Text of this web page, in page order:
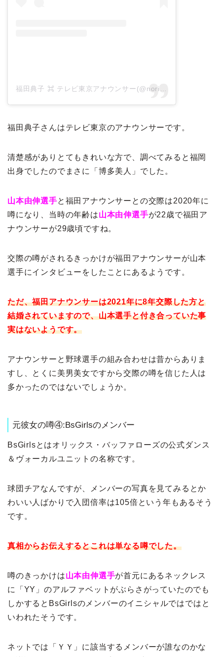
福田典子さんはテレビ東京のアナウンサーです。
清楚感がありとてもきれいな方で、調べてみると福岡
出身でしたのでまさに「博多美人」でした。
山本由伸選手と福田アナウンサーとの交際は2020年に
噂になり、当時の年齢は山本由伸選手が22歳で福田ア
ナウンサーが29歳頃ですね。
交際の噂がされるきっかけが福田アナウンサーが山本
選手にインタビューをしたことにあるようです。
ただ、福田アナウンサーは2021年に8年交際した方と
結婚されていますので、山本選手と付き合っていた事
実はないようです。
アナウンサーと野球選手の組み合わせは昔からありま
すし、とくに美男美女ですから交際の噂を信じた人は
多かったのではないでしょうか。
元彼女の噂④:BsGirlsのメンバー
BsGirlsとはオリックス・バッファローズの公式ダンス
＆ヴォーカルユニットの名称です。
球団チアなんですが、メンバーの写真を見てみるとか
わいい人ばかりで入団倍率は105倍という年もあるそう
です。
真相からお伝えするとこれは単なる噂でした。
噂のきっかけは山本由伸選手が首元にあるネックレス
に「YY」のアルファベットがぶらさがっていたのでも
しかするとBsGirlsのメンバーのイニシャルではではと
いわれたそうです。
ネットでは「ＹＹ」に該当するメンバーが誰なのかな